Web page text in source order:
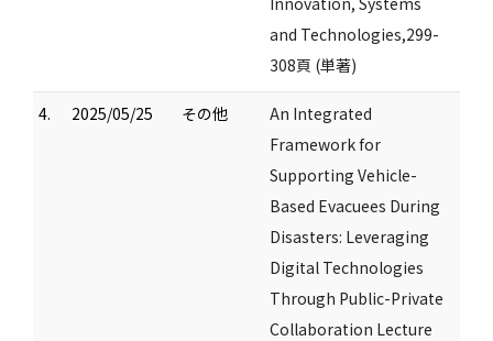
and Technologies,299-
308頁 (単著)
4. 2025/05/25 その他
An Integrated
Framework for
Supporting Vehicle-
Based Evacuees During
Disasters: Leveraging
Digital Technologies
Through Public-Private
Collaboration Lecture